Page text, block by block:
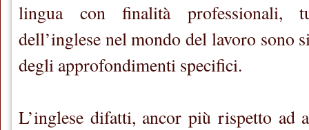
lingua con finalità professionali,
dell’inglese nel mondo del lavoro sono
degli approfondimenti specifici.
L’inglese difatti, ancor più rispetto ad